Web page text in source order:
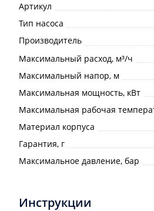
Артикул
Тип насоса
Производитель
Максимальный расход, м³/ч
Максимальный напор, м
Максимальная мощность, кВт
Максимальная рабочая
Материал корпуса
Гарантия, г
Максимальное давление, бар
Инструкции